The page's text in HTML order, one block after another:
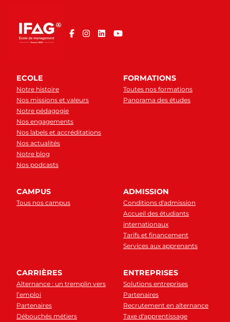
ECOLE
Notre histoire
Nos missions et valeurs
Notre pédagogie
Nos engagements
Nos labels et accréditations
Nos actualités
Notre blog
Nos podcasts
FORMATIONS
Toutes nos formations
Panorama des études
CAMPUS
Tous nos campus
ADMISSION
Conditions d'admission
Accueil des étudiants
internationaux
Tarifs et financement
Services aux apprenants
CARRIÈRES
Alternance : un tremplin vers
l’emploi
Partenaires
Débouchés métiers
ENTREPRISES
Solutions entreprises
Partenaires
Recrutement en alternance
Taxe d'apprentissage